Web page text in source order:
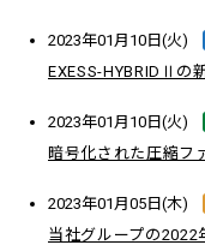
2023年01月10日(火)
EXESS-HYBRIDⅡの
2023年01月10日(火)
暗号化された圧縮フ
2023年01月05日(木)
当社グループの2022